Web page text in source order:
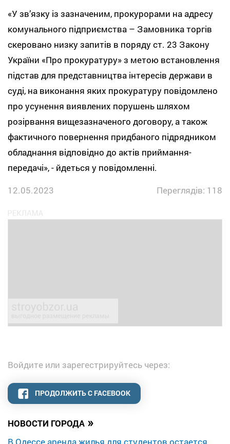
НОВОСТИ ГОРОДА »
В Одессе аренда жилья для студентов остается
«У зв’язку із зазначеним, прокурорами на адресу
комунального підприємства – Замовника торгів
скеровано низку запитів в поряду ст. 23 Закону
України «Про прокуратуру» з метою встановлення
підстав для представництва інтересів держави в
суді, на виконання яких прокуратуру повідомлено
про усунення виявлених порушень шляхом
розірвання вищезазначеного договору, а також
фактичного повернення придбаного підрядником
обладнання відповідно до актів приймання-
передачі», - йдеться у повідомленні.
12.05.2023
Переглядів: 118
Войдите или зарегестрируйтесь через:
ПРОДОЛЖИТЬ С FACEBOOK